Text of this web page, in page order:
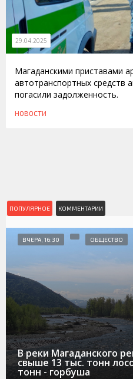
29.04.2025
Магаданскими приставами
автотранспортных средств
погасили задолженность.
НОВОСТИ
ПОПУЛЯРНОЕ КОММЕНТАРИИ
В реки Магаданского
свыше 13 тыс. тонн
тонн - горбуша
ВЧЕРА, 16:30 ОБЩЕСТВО